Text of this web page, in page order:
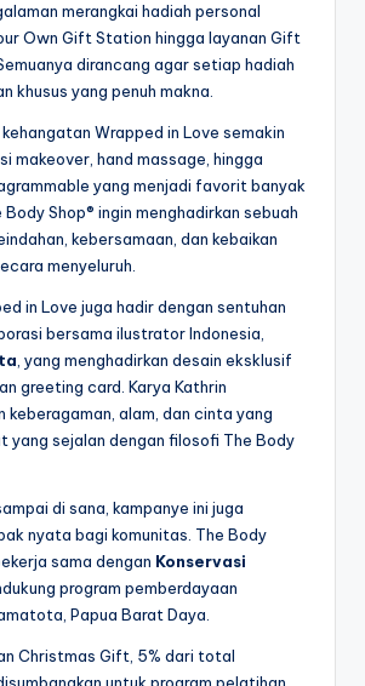
merangkai hadiah personal
Own Gift Station hingga layanan Gift
dirancang agar setiap hadiah
khusus yang penuh makna.
Wrapped in Love semakin
makeover, hand massage, hingga
yang menjadi favorit banyak
Body Shop® ingin menghadirkan sebuah
kebersamaan, dan kebaikan
menyeluruh.
in Love juga hadir dengan sentuhan
bersama ilustrator Indonesia,
, yang menghadirkan desain eksklusif
greeting card. Karya Kathrin
keberagaman, alam, dan cinta yang
yang sejalan dengan filosofi The Body
di sana, kampanye ini juga
nyata bagi komunitas. The Body
sama dengan Konservasi
program pemberdayaan
Papua Barat Daya.
Christmas Gift, 5% dari total